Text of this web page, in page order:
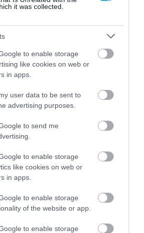
it was collected.
to enable storage
like cookies on web or
in apps.
user data to be sent to
advertising purposes.
to send me
to enable storage
like cookies on web or
in apps.
to enable storage
of the website or app.
to enable storage
Το συμλήρωμα ευζωίας που
μέρα σου – Ξανά
πρωί
Η Premium επιλογή
θέλουν φυσική υπεροχή
λίμπιντο